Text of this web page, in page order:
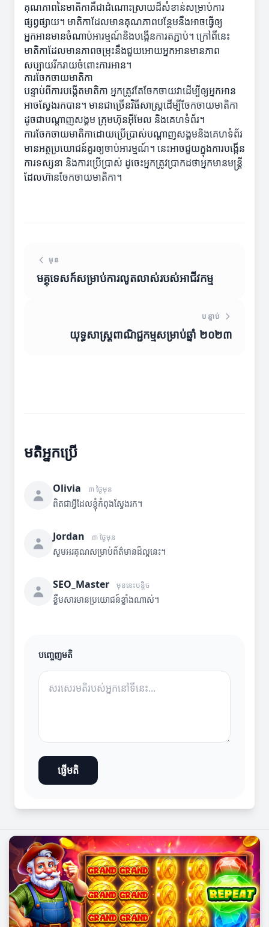
គុណភាពនៃមាតិកាគឺជាដំណោះស្រាយដ៏សំខាន់សម្រាប់ការ
ផ្សព្វផ្សាយ។ មាតិកាដែលមានគុណភាពបន្ថែមនឹងអាចធ្វើឲ្យ
អ្នកអានមានចំណាប់អារម្មណ៍និងបង្កើនការតភ្ជាប់។ ក្រៅពីនេះ
មាតិកាដែលមានភាពចម្រុះនឹងជួយអោយអ្នកអានមានភាព
សប្បាយរីករាយចំពោះការអាន។
ការចែកចាយមាតិកា
បន្ទាប់ពីការបង្កើតមាតិកា អ្នកត្រូវតែចែកចាយវាដើម្បីឲ្យអ្នកអាន
អាចស្វែងរកបាន។ មានជាច្រើនវិធីសាស្ត្រដើម្បីចែកចាយមាតិកា
ដូចជាបណ្ដាញសង្គម ក្រុមហ៊ុនអ៊ីមែល និងគេហទំព័រ។
ការចែកចាយមាតិកាដោយប្រើប្រាស់បណ្តាញសង្គមនិងគេហទំព័រ
មានអត្ថប្រយោជន៍គួរឲ្យចាប់អារម្មណ៍។ នេះអាចជួយក្នុងការបង្កើន
ការទស្សនា និងការប្រើប្រាស់ ដូចេះអ្នកត្រូវប្រាកដថាអ្នកមានមន្ត្រី
ដែលហ៊ានចែកចាយមាតិកា។
មុន
មគ្គុទេសក៍សម្រាប់ការលូតលាស់របស់អាជីវកម្ម
បន្ទាប់
យុទ្ធសាស្ត្រពាណិជ្ជកម្មសម្រាប់ឆ្នាំ ២០២៣
មតិអ្នកប្រើ
Olivia ៣ ថ្ងៃមុន
ពិតជាអ្វីដែលខ្ញុំកំពុងស្វែងរក។
Jordan ៣ ថ្ងៃមុន
សូមអរគុណសម្រាប់ព័ត៌មានដ៏ល្អនេះ។
SEO_Master មុននេះបន្តិច
ខ្លឹមសារមានប្រយោជន៍ខ្លាំងណាស់។
បញ្ចេញមតិ
ផ្ញើមតិ